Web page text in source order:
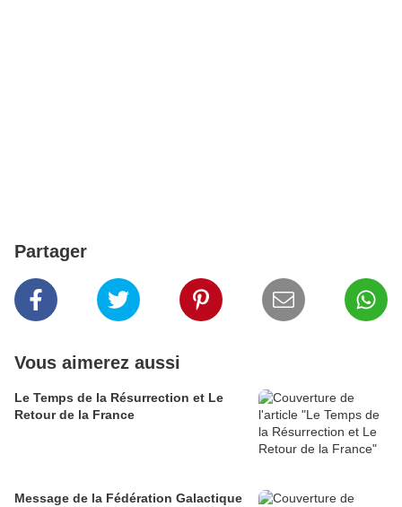
Partager
Vous aimerez aussi
Le Temps de la Résurrection et Le
Retour de la France
Message de la Fédération Galactique